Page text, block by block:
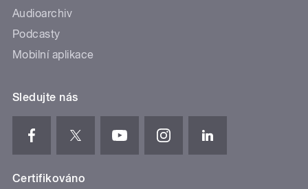
Audioarchiv
Podcasty
Mobilní aplikace
Sledujte nás
Certifikováno